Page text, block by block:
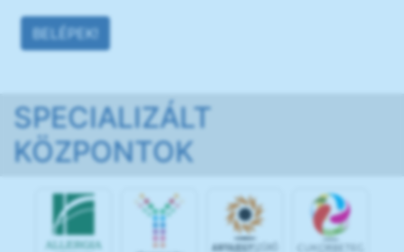
BELÉPEK!
SPECIALIZÁLT
KÖZPONTOK